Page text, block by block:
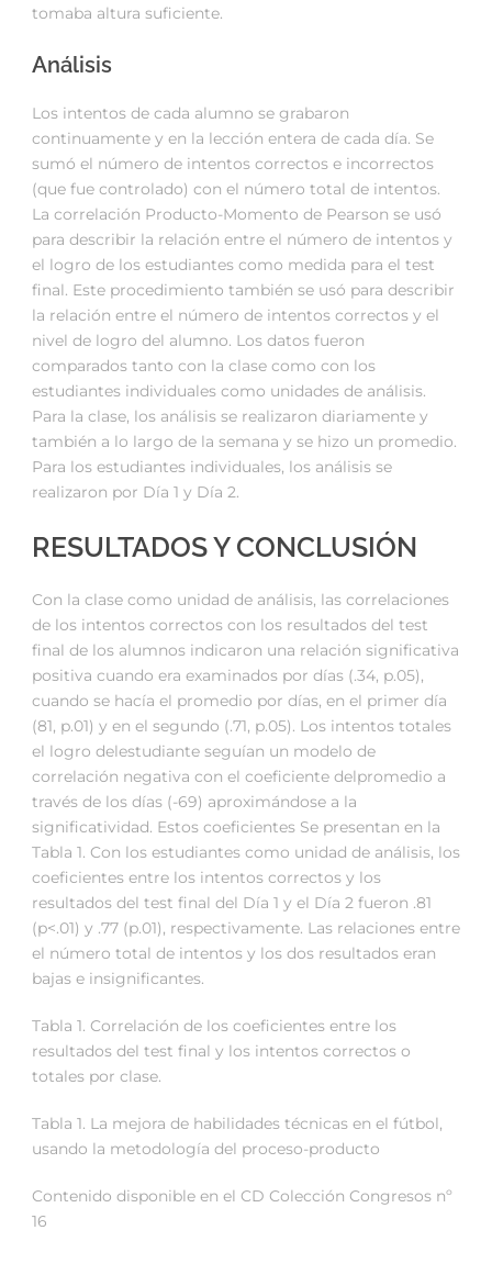
tomaba altura suficiente.
Análisis
Los intentos de cada alumno se grabaron
continuamente y en la lección entera de cada día. Se
sumó el número de intentos correctos e incorrectos
(que fue controlado) con el número total de intentos.
La correlación Producto-Momento de Pearson se usó
para describir la relación entre el número de intentos y
el logro de los estudiantes como medida para el test
final. Este procedimiento también se usó para describir
la relación entre el número de intentos correctos y el
nivel de logro del alumno. Los datos fueron
comparados tanto con la clase como con los
estudiantes individuales como unidades de análisis.
Para la clase, los análisis se realizaron diariamente y
también a lo largo de la semana y se hizo un promedio.
Para los estudiantes individuales, los análisis se
realizaron por Día 1 y Día 2.
RESULTADOS Y CONCLUSIÓN
Con la clase como unidad de análisis, las correlaciones
de los intentos correctos con los resultados del test
final de los alumnos indicaron una relación significativa
positiva cuando era examinados por días (.34, p.05),
cuando se hacía el promedio por días, en el primer día
(81, p.01) y en el segundo (.71, p.05). Los intentos totales
el logro delestudiante seguían un modelo de
correlación negativa con el coeficiente delpromedio a
través de los días (-69) aproximándose a la
significatividad. Estos coeficientes Se presentan en la
Tabla 1. Con los estudiantes como unidad de análisis, los
coeficientes entre los intentos correctos y los
resultados del test final del Día 1 y el Día 2 fueron .81
(p<.01) y .77 (p.01), respectivamente. Las relaciones entre
el número total de intentos y los dos resultados eran
bajas e insignificantes.
Tabla 1. Correlación de los coeficientes entre los
resultados del test final y los intentos correctos o
totales por clase.
Tabla 1. La mejora de habilidades técnicas en el fútbol,
usando la metodología del proceso-producto
Contenido disponible en el CD Colección Congresos nº
16